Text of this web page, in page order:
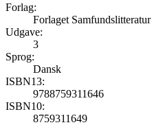
Forlag:
Forlaget Samfundslitteratur
Udgave:
3
Sprog:
Dansk
ISBN13:
9788759311646
ISBN10:
8759311649